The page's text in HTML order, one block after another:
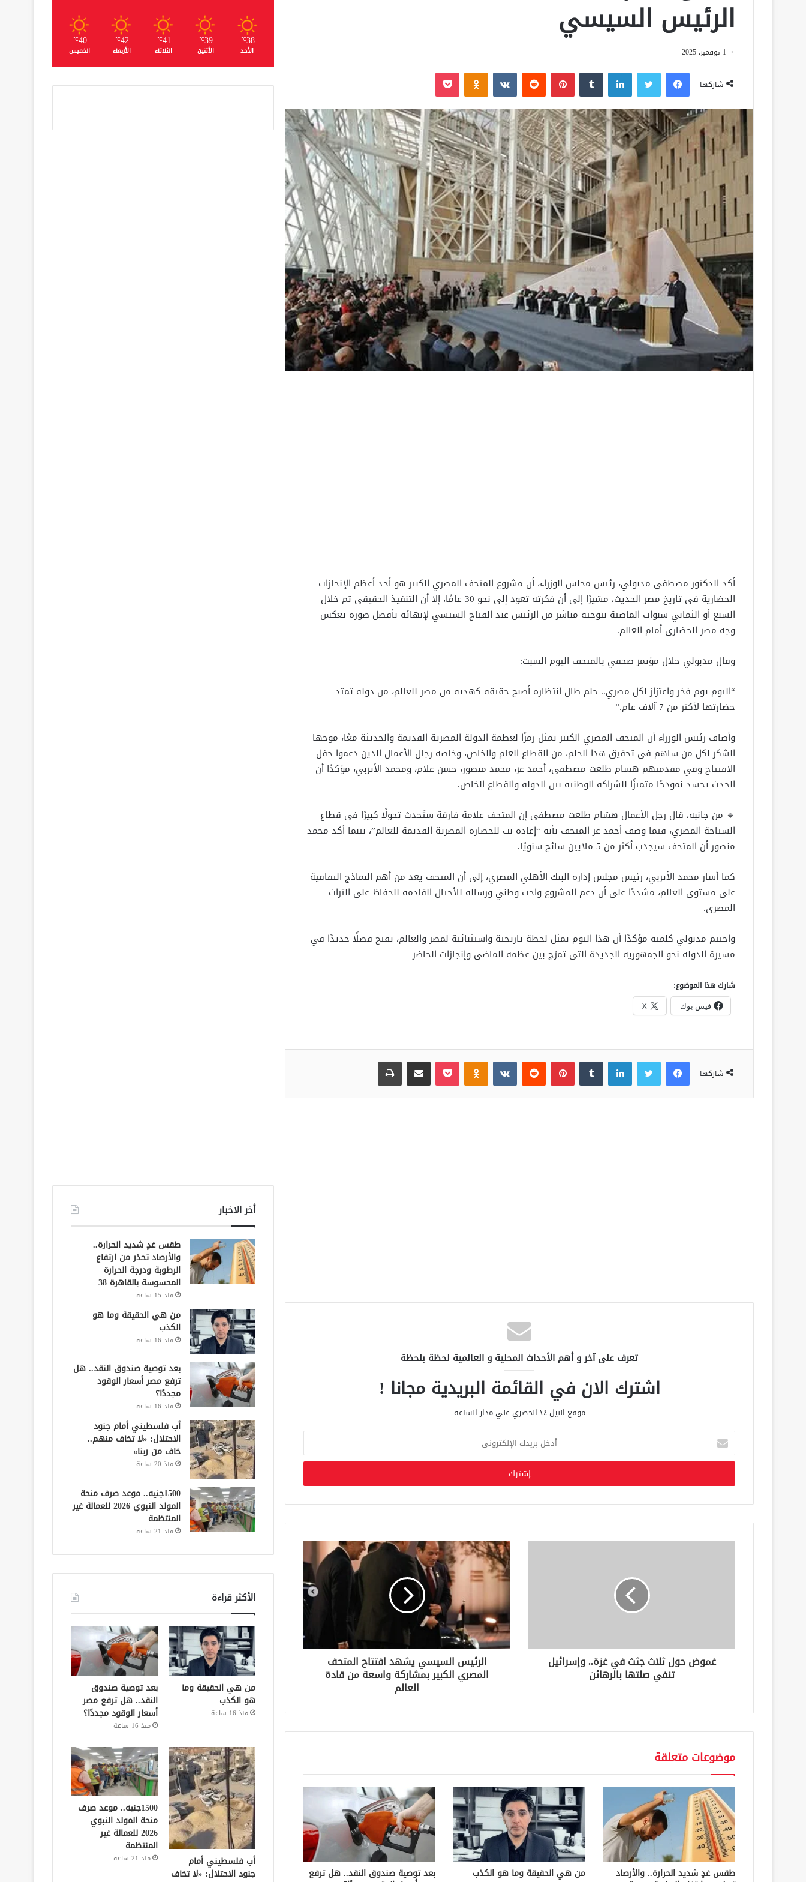
الرئيس السيسي
1 نوفمبر، 2025
شاركها
فيسبوك لينكدإن بينتيريست
أكد الدكتور مصطفى مدبولي، رئيس مجلس الوزراء، أن مشروع المتحف المصري الكبير هو أحد أعظم الإنجازات
الحضارية في تاريخ مصر الحديث، مشيرًا إلى أن فكرته تعود إلى نحو 30 عامًا، إلا أن التنفيذ الحقيقي تم خلال
السبع أو الثماني سنوات الماضية بتوجيه مباشر من الرئيس عبد الفتاح السيسي لإنهائه بأفضل صورة تعكس
وجه مصر الحضاري أمام العالم.
وقال مدبولي خلال مؤتمر صحفي بالمتحف اليوم السبت:
“اليوم يوم فخر واعتزاز لكل مصري.. حلم طال انتظاره أصبح حقيقة كهدية من مصر للعالم، من دولة تمتد
حضارتها لأكثر من 7 آلاف عام.”
وأضاف رئيس الوزراء أن المتحف المصري الكبير يمثل رمزًا لعظمة الدولة المصرية القديمة والحديثة معًا، موجها
الشكر لكل من ساهم في تحقيق هذا الحلم، من القطاع العام والخاص، وخاصة رجال الأعمال الذين دعموا حفل
الافتتاح وفي مقدمتهم هشام طلعت مصطفى، أحمد عز، محمد منصور، حسن علام، ومحمد الأتربي، مؤكدًا أن
الحدث يجسد نموذجًا متميزًا للشراكة الوطنية بين الدولة والقطاع الخاص.
🔹 من جانبه، قال رجل الأعمال هشام طلعت مصطفى إن المتحف علامة فارقة ستُحدث تحولًا كبيرًا في قطاع
السياحة المصري، فيما وصف أحمد عز المتحف بأنه “إعادة بث للحضارة المصرية القديمة للعالم”، بينما أكد محمد
منصور أن المتحف سيجذب أكثر من 5 ملايين سائح سنويًا.
كما أشار محمد الأتربي، رئيس مجلس إدارة البنك الأهلي المصري، إلى أن المتحف يعد من أهم النماذج الثقافية
على مستوى العالم، مشددًا على أن دعم المشروع واجب وطني ورسالة للأجيال القادمة للحفاظ على التراث
المصري.
واختتم مدبولي كلمته مؤكدًا أن هذا اليوم يمثل لحظة تاريخية واستثنائية لمصر والعالم، تفتح فصلًا جديدًا في
مسيرة الدولة نحو الجمهورية الجديدة التي تمزج بين عظمة الماضي وإنجازات الحاضر
شارك هذا الموضوع:
فيس بوك X
شاركها
فيسبوك لينكدإن بينتيريست بوكيت
تعرف على آخر و أهم الأحداث المحلية و العالمية لحظة بلحظة
اشترك الان في القائمة البريدية مجانا !
موقع النيل ٢٤ الحصري علي مدار الساعة
خ
ب
ر
د
ك
ن
غموض حول ثلاث جثث في غزة.. وإسرائيل
تنفي صلتها بالرهائن
الرئيس السيسي يشهد افتتاح المتحف
المصري الكبير بمشاركة واسعة من قادة
العالم
موضوعات متعلقة
طقس غدٍ شديد الحرارة.. والأرصاد من هي الحقيقة وما هو الكذب بعد توصية صندوق النقد.. هل ترفع
38
℃
الأحد
39
℃
الأثنين
41
℃
الثلاثاء
42
℃
الأربعاء
40
℃
الخميس
أخر الاخبار
طقس غدٍ شديد الحرارة..
والأرصاد تحذر من ارتفاع
الرطوبة ودرجة الحرارة
المحسوسة بالقاهرة 38
منذ 15 ساعة
من هي الحقيقة وما هو
الكذب
منذ 16 ساعة
بعد توصية صندوق النقد.. هل
ترفع مصر أسعار الوقود
مجددًا؟
منذ 16 ساعة
أب فلسطيني أمام جنود
الاحتلال: «لا تخاف منهم..
خاف من ربنا»
منذ 20 ساعة
1500جنيه.. موعد صرف منحة
المولد النبوي 2026 للعمالة غير
المنتظمة
منذ 21 ساعة
الأكثر قراءة
من هي الحقيقة وما
هو الكذب
منذ 16 ساعة
بعد توصية صندوق
النقد.. هل ترفع مصر
أسعار الوقود مجددًا؟
منذ 16 ساعة
أب فلسطيني أمام
جنود الاحتلال: «لا تخاف
1500جنيه.. موعد صرف
منحة المولد النبوي
2026 للعمالة غير
المنتظمة
منذ 21 ساعة